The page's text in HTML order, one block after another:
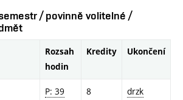
/ povinně volitelné /
Rozsah
hodin
Kredity Ukončení
P: 39 8 drzk